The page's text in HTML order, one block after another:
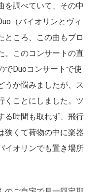
を調べていて、その中
（バイオリンとヴィ
ところ、この曲もプロ
。このコンサートの直
でDuoコンサートで使
うか悩みましたが、ス
くことにしました。ツ
る時間も取れず、飛行
狭くて荷物の中に楽器
イオリンでも置き場所